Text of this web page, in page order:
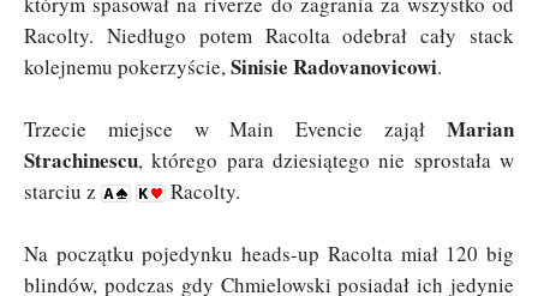
Racolty. Niedługo potem Racolta odebrał cały stack
kolejnemu pokerzyście,Sinisie Radovanovicowi.
Trzecie miejsce w Main Evencie zajął Marian
Strachinescu, którego para dziesiątego nie sprostała w
starciu z
Racolty.
Na początku pojedynku heads-up Racolta miał 120 big
blindów, podczas gdy Chmielowski posiadał ich jedynie